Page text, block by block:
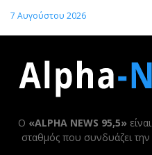
7 Αυγούστου 2026
Ο «ALPHA NEWS 95,5»
σταθμός που συνδυάζει